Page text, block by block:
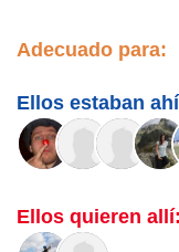
Adecuado para:
Ellos estaban
Ellos quieren allí: